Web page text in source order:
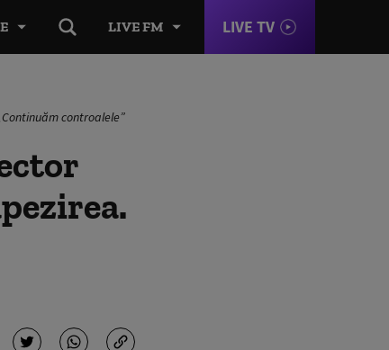
LIVE FM LIVE TV
controalele”